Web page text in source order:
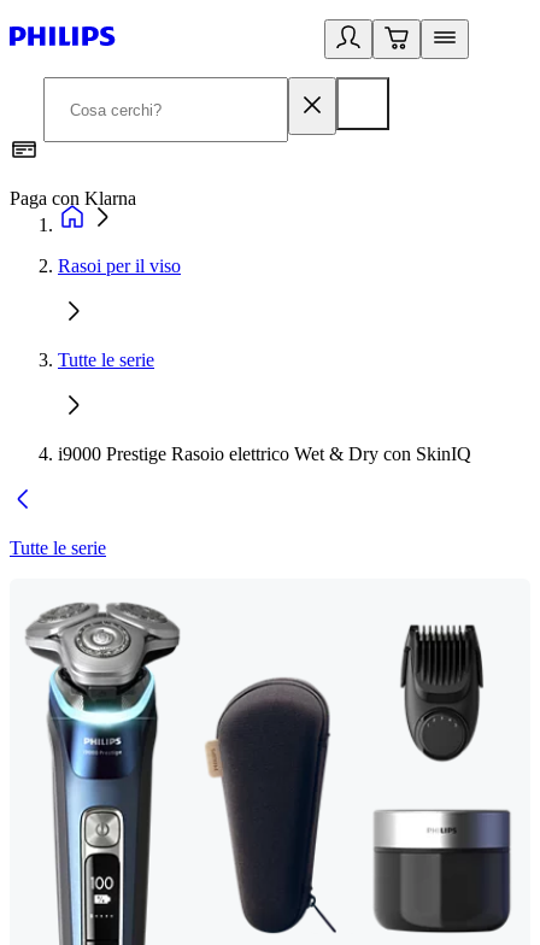
Paga con Klarna
Rasoi per il viso
Tutte le serie
i9000 Prestige Rasoio elettrico Wet & Dry con SkinIQ
Tutte le serie